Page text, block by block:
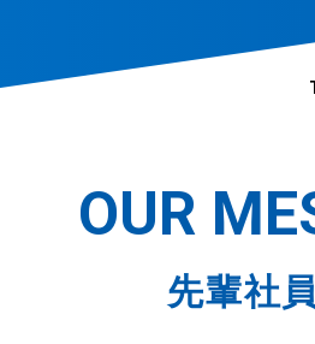
OUR
先輩社